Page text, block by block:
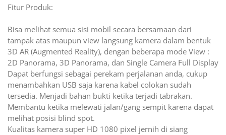
Fitur Produk:
Bisa melihat semua sisi mobil secara bersamaan dari
tampak atas maupun view langsung kamera dalam bentuk
3D AR (Augmented Reality), dengan beberapa mode View :
2D Panorama, 3D Panorama, dan Single Camera Full Display
Dapat berfungsi sebagai perekam perjalanan anda, cukup
menambahkan USB saja karena kabel colokan sudah
tersedia. Menjadi bahan bukti ketika terjadi tabrakan.
Membantu ketika melewati jalan/gang sempit karena dapat
melihat posisi blind spot.
Kualitas kamera super HD 1080 pixel jernih di siang